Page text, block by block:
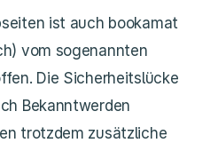
ist auch bookamat
vom sogenannten
Die Sicherheitslücke
Bekanntwerden
trotzdem zusätzliche